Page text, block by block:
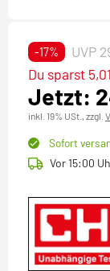
-17% UVP
Jetzt:
Du sparst
inkl. 19% USt., zzgl.
Sofort
Vor 15:00